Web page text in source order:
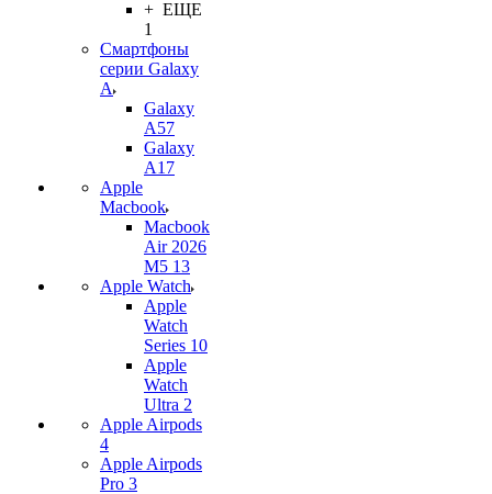
+ ЕЩЕ
1
Смартфоны
серии Galaxy
A
Galaxy
A57
Galaxy
A17
Apple
Macbook
Macbook
Air 2026
M5 13
Apple Watch
Apple
Watch
Series 10
Apple
Watch
Ultra 2
Apple Airpods
4
Apple Airpods
Pro 3